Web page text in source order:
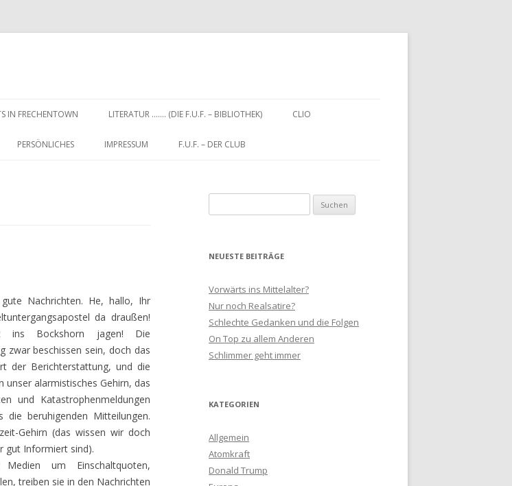
Inhalt
IN FRECHENTOWN LITERATUR ……. (DIE F.U.F. – BIBLIOTHEK) CLIO
PERSÖNLICHES IMPRESSUM F.U.F. – DER CLUB
Nachrichten. He, hallo, Ihr
da draußen!
ins Bockshorn jagen! Die
zwar beschissen sein, doch das
der Berichterstattung, und die
unser alarmistisches Gehirn, das
und Katastrophenmeldungen
die beruhigenden Mitteilungen.
Gehirn (das wissen wir doch
gut Informiert sind).
um Einschaltquoten,
treiben sie in den Nachrichten
nach:
NEUESTE BEITRÄGE
Vorwärts ins Mittelalter?
Nur noch Realsatire?
Schlechte Gedanken und die Folgen
On Top zu allem Anderen
Schlimmer geht immer
KATEGORIEN
Allgemein
Atomkraft
Donald Trump